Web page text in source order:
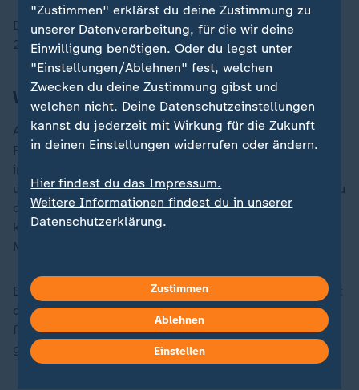
Die Zellmontage soll erst in der zweiten Jahreshälfte
2027 starten statt bereits Ende 2026.
Wer fördert das Projekt?
Anfang des Jahres hatte dieEU-Kommission
Fördermittel und Garantien für das Milliarden-Projekt
in Heide über 902 Millionen Euro genehmigt. Der Bund
und das LandSchleswig-Holsteinunterstützen den Bau
der Batteriefabrik mit rund 700 Millionen Euro. Hinzu
kommen mögliche Garantien über weitere 202
Millionen Euro.
Eine Verwaltungsvereinbarung sieht vor, dass zunächst
die Landesmittel in Höhe von 137 Millionen Euro
fließen sollen. Das ist bislang aber nicht der Fall
gewesen. Auf den Bund entfallen etwa 564 Millionen.
"Zustimmen" erklärst du deine Zustimmung zu
unserer Datenverarbeitung, für die wir deine
Einwilligung benötigen. Oder du legst unter
"Einstellungen/Ablehnen" fest, welchen
Zwecken du deine Zustimmung gibst und
welchen nicht. Deine Datenschutzeinstellungen
kannst du jederzeit mit Wirkung für die Zukunft
in deinen Einstellungen widerrufen oder ändern.
Hier findest du das Impressum.
Weitere Informationen findest du in unserer
Datenschutzerklärung.
Zustimmen
Ablehnen
Einstellen